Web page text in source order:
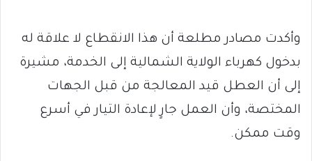
وأكدت مصادر مطلعة أن هذا الانقطاع لا علاقة له
بدخول كهرباء الولاية الشمالية إلى الخدمة، مشيرة
إلى أن العطل قيد المعالجة من قبل الجهات
المختصة، وأن العمل جارٍ لإعادة التيار في أسرع
وقت ممكن.